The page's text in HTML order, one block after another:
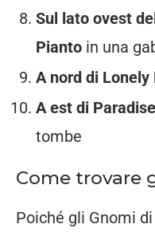
Sul lato ovest
Pianto in una
A nord di Lonely
A est di
tombe
Come trovare
Poiché gli Gnomi